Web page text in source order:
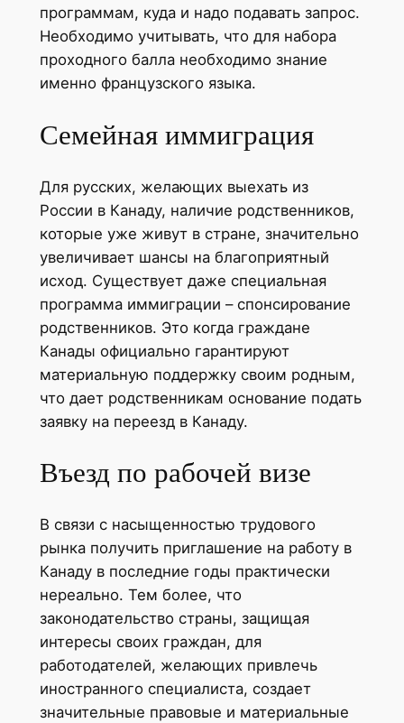
программам, куда и надо подавать запрос.
Необходимо учитывать, что для набора
проходного балла необходимо знание
именно французского языка.
Семейная иммиграция
Для русских, желающих выехать из
России в Канаду, наличие родственников,
которые уже живут в стране, значительно
увеличивает шансы на благоприятный
исход. Существует даже специальная
программа иммиграции – спонсирование
родственников. Это когда граждане
Канады официально гарантируют
материальную поддержку своим родным,
что дает родственникам основание подать
заявку на переезд в Канаду.
Въезд по рабочей визе
В связи с насыщенностью трудового
рынка получить приглашение на работу в
Канаду в последние годы практически
нереально. Тем более, что
законодательство страны, защищая
интересы своих граждан, для
работодателей, желающих привлечь
иностранного специалиста, создает
значительные правовые и материальные